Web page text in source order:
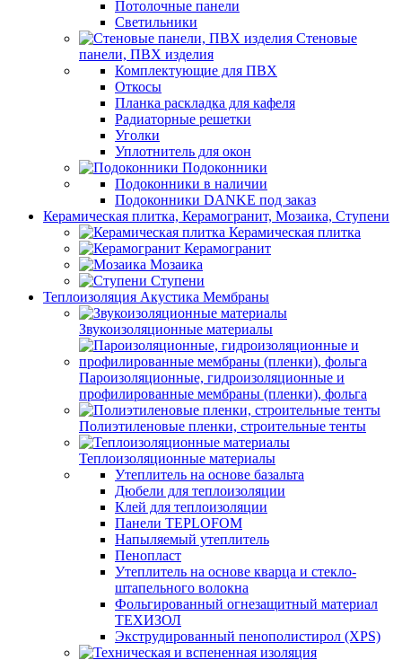
Потолочные панели
Светильники
Стеновые
панели, ПВХ изделия
Комплектующие для ПВХ
Откосы
Планка раскладка для кафеля
Радиаторные решетки
Уголки
Уплотнитель для окон
Подоконники
Подоконники в наличии
Подоконники DANKE под заказ
Керамическая плитка, Керамогранит, Мозаика, Ступени
Керамическая плитка
Керамогранит
Мозаика
Ступени
Теплоизоляция Акустика Мембраны
Звукоизоляционные материалы
Пароизоляционные, гидроизоляционные и
профилированные мембраны (пленки), фольга
Полиэтиленовые пленки, строительные тенты
Теплоизоляционные материалы
Утеплитель на основе базальта
Дюбели для теплоизоляции
Клей для теплоизоляции
Панели TEPLOFOM
Напыляемый утеплитель
Пенопласт
Утеплитель на основе кварца и стекло-
штапельного волокна
Фольгированный огнезащитный материал
ТЕХИЗОЛ
Экструдированный пенополистирол (XPS)